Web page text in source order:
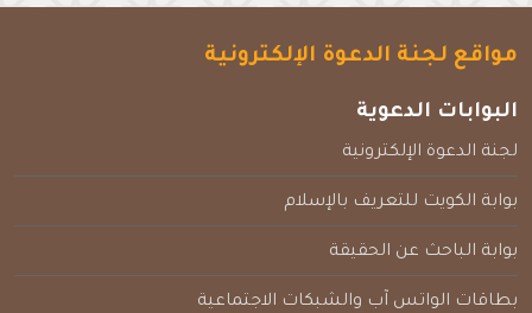
مواقع لجنة الدعوة الإلكترونية
البوابات الدعوية
لجنة الدعوة الإلكترونية
بوابة الكويت للتعريف بالإسلام
بوابة الباحث عن الحقيقة
بطاقات الواتس آب والشبكات الاجتماعية